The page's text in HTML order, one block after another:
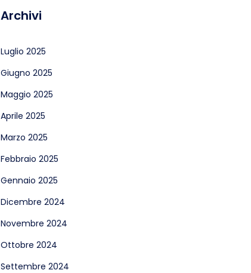
Archivi
Luglio 2025
Giugno 2025
Maggio 2025
Aprile 2025
Marzo 2025
Febbraio 2025
Gennaio 2025
Dicembre 2024
Novembre 2024
Ottobre 2024
Settembre 2024